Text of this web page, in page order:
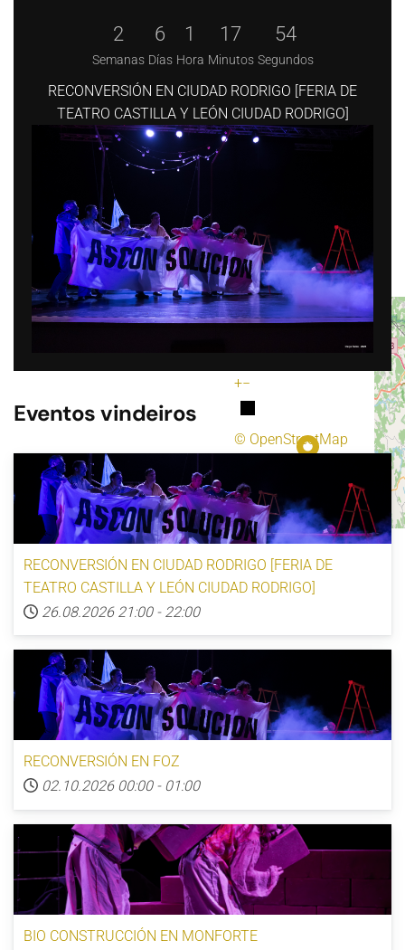
+−
© OpenStreetMap
2
Semanas
6
Días
1
Hora
17
Minutos
53
Segundos
RECONVERSIÓN EN CIUDAD RODRIGO [FERIA DE
TEATRO CASTILLA Y LEÓN CIUDAD RODRIGO]
Eventos vindeiros
RECONVERSIÓN EN CIUDAD RODRIGO [FERIA DE
TEATRO CASTILLA Y LEÓN CIUDAD RODRIGO]
26.08.2026 21:00 - 22:00
RECONVERSIÓN EN FOZ
02.10.2026 00:00 - 01:00
BIO CONSTRUCCIÓN EN MONFORTE